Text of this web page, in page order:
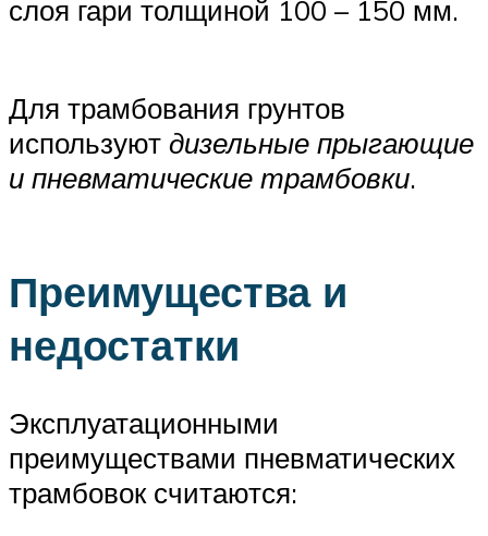
слоя гари толщиной 100 – 150 мм.
Для трамбования грунтов
используют дизельные прыгающие
и пневматические трамбовки.
Преимущества и
недостатки
Эксплуатационными
преимуществами пневматических
трамбовок считаются: